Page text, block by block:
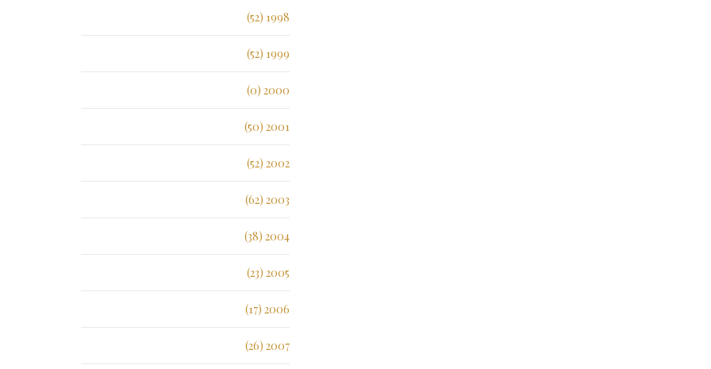
1998 (52)
1999 (52)
2000 (0)
2001 (50)
2002 (52)
2003 (62)
2004 (38)
2005 (23)
2006 (17)
2007 (26)